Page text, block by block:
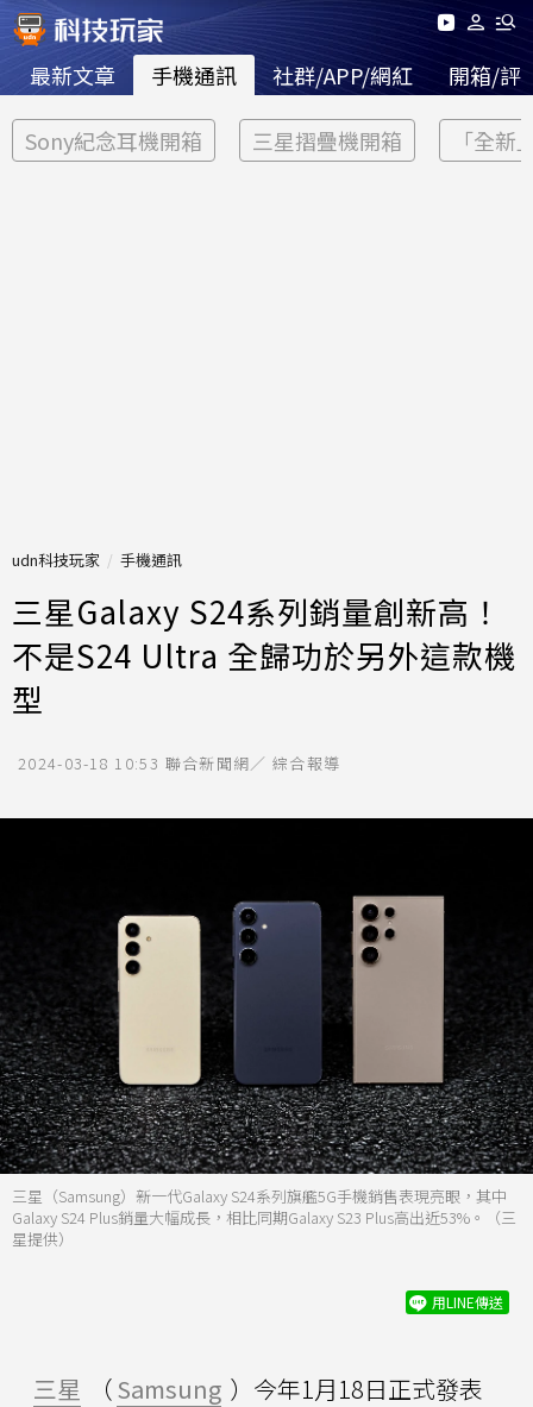
最新文章 手機通訊 社群/APP/網紅 開箱/評
Sony紀念耳機開箱 三星摺疊機開箱 「全新
udn科技玩家 手機通訊
三星Galaxy S24系列銷量創新高！
不是S24 Ultra 全歸功於另外這款機
型
2024-03-18 10:53 聯合新聞網／ 綜合報導
三星（Samsung）新一代Galaxy S24系列旗艦5G手機銷售表現亮眼，其中
Galaxy S24 Plus銷量大幅成長，相比同期Galaxy S23 Plus高出近53%。（三
星提供）
用LINE傳送
三星 （Samsung ）今年1月18日正式發表